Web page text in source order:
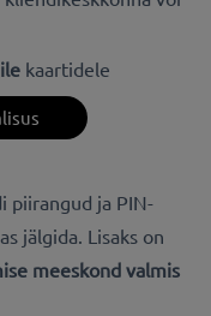
kaartidele
piirangud ja PIN-
jälgida. Lisaks on
meeskond valmis